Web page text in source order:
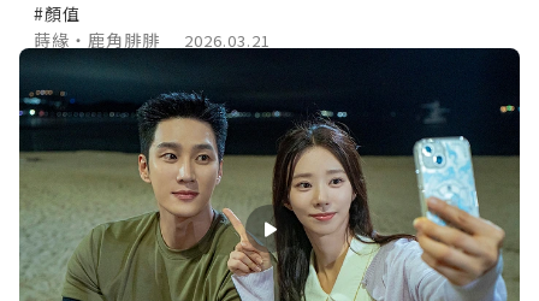
#顏值
蒔緣‧鹿角腓腓
2026.03.21